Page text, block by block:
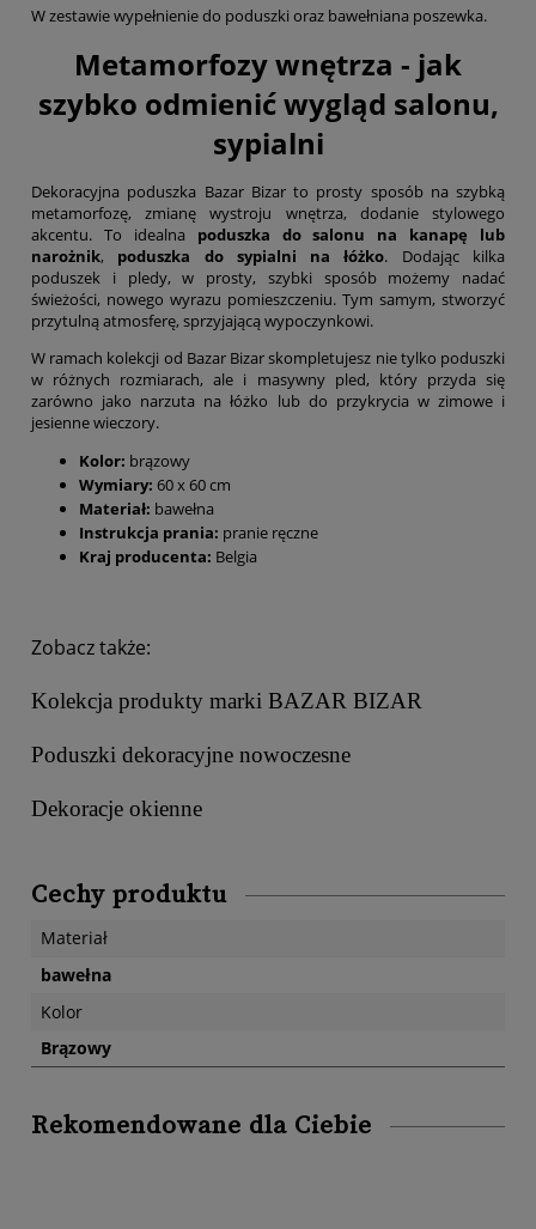
W zestawie wypełnienie do poduszki oraz bawełniana poszewka.
Metamorfozy wnętrza - jak
szybko odmienić wygląd salonu,
sypialni
Dekoracyjna poduszka Bazar Bizar to prosty sposób na szybką
metamorfozę, zmianę wystroju wnętrza, dodanie stylowego
akcentu. To idealna poduszka do salonu na kanapę lub
narożnik, poduszka do sypialni na łóżko. Dodając kilka
poduszek i pledy, w prosty, szybki sposób możemy nadać
świeżości, nowego wyrazu pomieszczeniu. Tym samym, stworzyć
przytulną atmosferę, sprzyjającą wypoczynkowi.
W ramach kolekcji od Bazar Bizar skompletujesz nie tylko poduszki
w różnych rozmiarach, ale i masywny pled, który przyda się
zarówno jako narzuta na łóżko lub do przykrycia w zimowe i
jesienne wieczory.
Kolor: brązowy
Wymiary: 60 x 60 cm
Materiał: bawełna
Instrukcja prania: pranie ręczne
Kraj producenta: Belgia
Zobacz także:
Kolekcja produkty marki BAZAR BIZAR
Poduszki dekoracyjne nowoczesne
Dekoracje okienne
Cechy produktu
Materiał
bawełna
Kolor
Brązowy
Rekomendowane dla Ciebie